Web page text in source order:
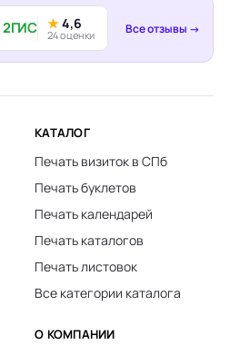
2ГИС ★4,6
24 оценки Все отзывы →
КАТАЛОГ
Печать визиток в СПб
Печать буклетов
Печать календарей
Печать каталогов
Печать листовок
Все категории каталога
О КОМПАНИИ